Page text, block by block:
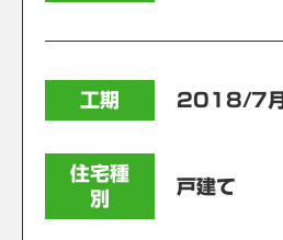
工期 2018/7月
住宅種
別
戸建て